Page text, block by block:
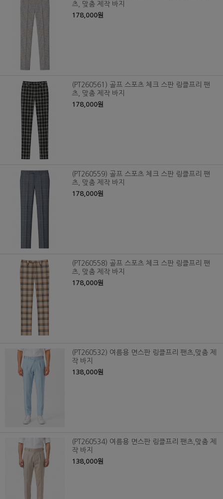
츠, 맞춤 제작 바지
178,000원
(PT260561) 골프 스포츠 체크 스판 링클프리 팬
츠, 맞춤 제작 바지
178,000원
(PT260559) 골프 스포츠 체크 스판 링클프리 팬
츠, 맞춤 제작 바지
178,000원
(PT260558) 골프 스포츠 체크 스판 링클프리 팬
츠, 맞춤 제작 바지
178,000원
(PT260532) 여름용 면스판 링클프리 팬츠,맞춤 제
작 바지
138,000원
(PT260534) 여름용 면스판 링클프리 팬츠,맞춤 제
작 바지
138,000원